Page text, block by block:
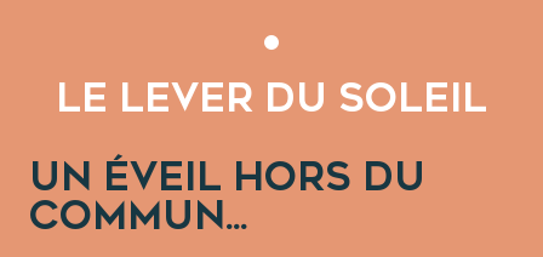
LE LEVER DU SOLEIL
UN ÉVEIL HORS DU
COMMUN...